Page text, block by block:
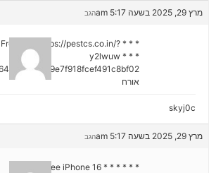
מרץ 29, 2025 בשעה 5:17 am הגב
Free Gift: https://pestcs.co.in/?
y2lwuw * * *
אורח
skyj0c
מרץ 29, 2025 בשעה 5:17 am הגב
* * * Claim Free iPhone 16 * * *